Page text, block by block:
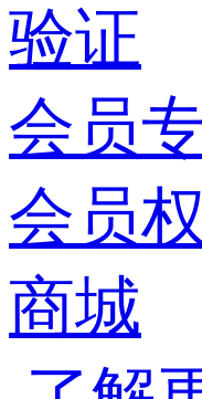
验证
会员
会员
商城